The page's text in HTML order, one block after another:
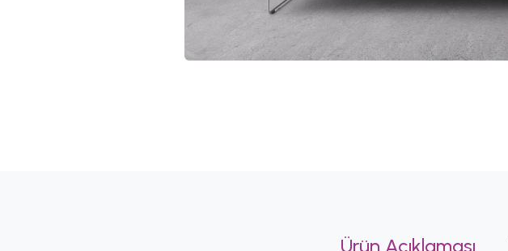
Ürün Açıklaması